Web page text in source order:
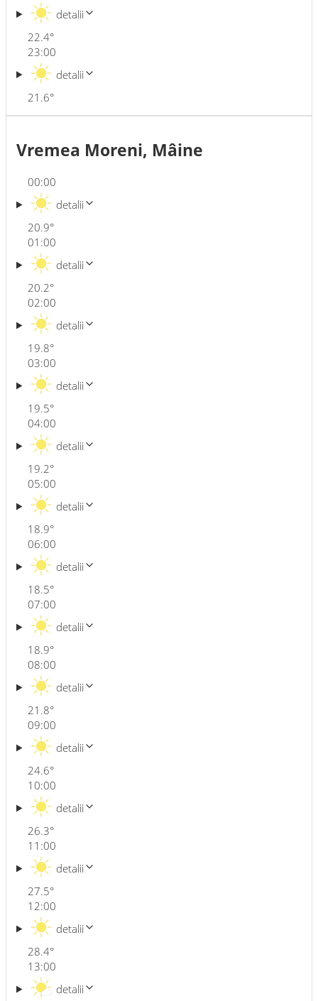
22.4°
detalii
23:00
21.6°
detalii
Vremea Moreni, Mâine
00:00
20.9°
detalii
01:00
20.2°
detalii
02:00
19.8°
detalii
03:00
19.5°
detalii
04:00
19.2°
detalii
05:00
18.9°
detalii
06:00
18.5°
detalii
07:00
18.9°
detalii
08:00
21.8°
detalii
09:00
24.6°
detalii
10:00
26.3°
detalii
11:00
27.5°
detalii
12:00
28.4°
detalii
13:00
detalii